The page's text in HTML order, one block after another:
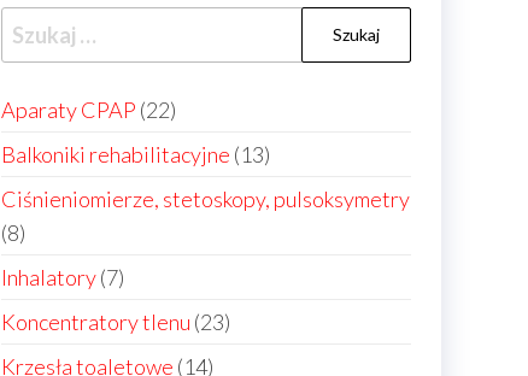
Szukaj:
Aparaty CPAP 2222
produkty
Balkoniki rehabilitacyjne 1313
produktów
Ciśnieniomierze, stetoskopy, pulsoksymetry
88
produktów
Inhalatory 77
produktów
Koncentratory tlenu 2323
Krzesła toaletowe 1414